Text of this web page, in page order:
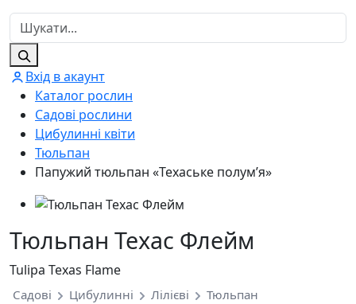
Вхід в акаунт
Каталог рослин
Садові рослини
Цибулинні квіти
Тюльпан
Папужий тюльпан «Техаське полум’я»
Тюльпан Техас Флейм
Tulipa Texas Flame
Садові Цибулинні Лілієві Тюльпан